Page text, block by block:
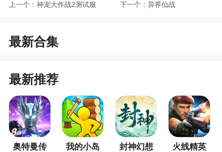
【杀】无距离限制。
害可以达到4点，有关键牌（铁锁、酒、AK等）辅助
3、拼点具有一定的灵活性：可以选择队友为拼
拼代拆”消耗（敌方）关键牌或保命牌。
4、【杀】指定的所有目标，均可附加武器效
果。
上一个： 神宠大作战2测试服 下一个： 异界仙战
最新合集
最新推荐
奥特曼传
我的小岛
封神幻想
火线精英